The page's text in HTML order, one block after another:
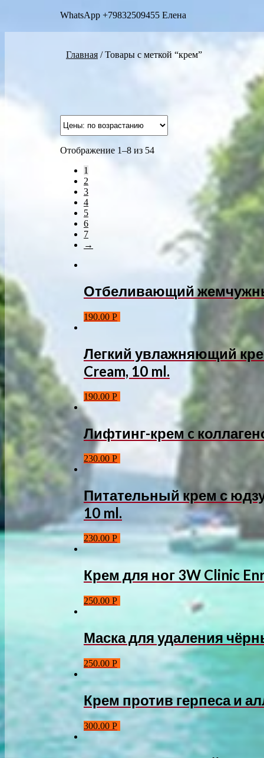
WhatsApp +79832509455 Елена
Главная/Товары с меткой “крем”
Отображение 1–8 из 54
1
2
3
4
5
6
7
→
Отбеливающий
190.00 Р
Легкий увлажняющий
Cream, 10 ml.
190.00 Р
Лифтинг-крем c
230.00 Р
Питательный крем с
10 ml.
230.00 Р
Крем для ног 3W Clinic
250.00 Р
Маска для удаления
250.00 Р
Крем против герпеса и
300.00 Р